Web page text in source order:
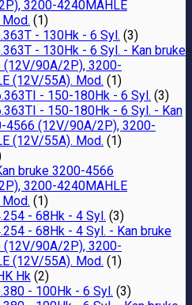
3200-4240MAHLE
(1)
- 130Hk - 6 Syl. (3)
- 130Hk - 6 Syl. - Kan bruke
(12V/90A/2P), 3200-
(12V/55A). Mod. (1)
- 150-180Hk - 6 Syl. (3)
- 150-180Hk - 6 Syl. - Kan
4566 (12V/90A/2P), 3200-
(12V/55A). Mod. (1)
bruke 3200-4566
3200-4240MAHLE
(1)
- 68Hk - 4 Syl. (3)
- 68Hk - 4 Syl. - Kan bruke
(12V/90A/2P), 3200-
(12V/55A). Mod. (1)
Hk (2)
- 100Hk - 6 Syl. (3)